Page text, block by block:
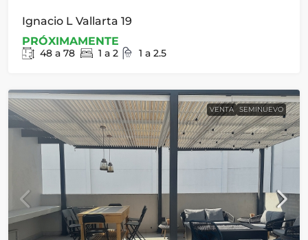
Ignacio L Vallarta 19
PRÓXIMAMENTE
48 a 78 1 a 2 1 a 2.5
VENTA SEMINUEVO